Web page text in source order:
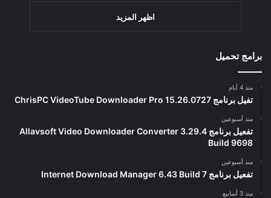
اظهر المزيد
برامج تحميل
منذ 4 أيام
تفيل برنامج ChrisPC VideoTube Downloader Pro 15.26.0727
منذ أسبوعين
تفعيل برنامج Allavsoft Video Downloader Converter 3.29.4
Build 9698
منذ أسبوعين
تفعيل برنامج Internet Download Manager 6.43 Build 7
منذ 3 أسابيع